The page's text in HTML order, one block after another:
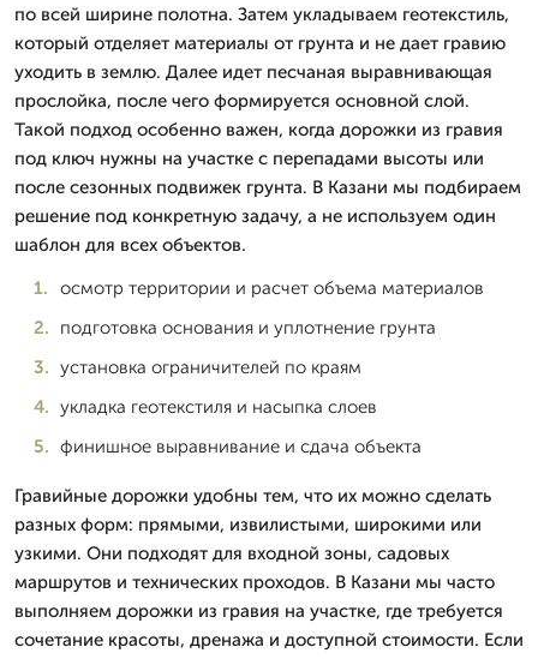
по всей ширине полотна. Затем укладываем геотекстиль,
который отделяет материалы от грунта и не дает гравию
уходить в землю. Далее идет песчаная выравнивающая
прослойка, после чего формируется основной слой.
Такой подход особенно важен, когда дорожки из гравия
под ключ нужны на участке с перепадами высоты или
после сезонных подвижек грунта. В Казани мы подбираем
решение под конкретную задачу, а не используем один
шаблон для всех объектов.
осмотр территории и расчет объема материалов
подготовка основания и уплотнение грунта
установка ограничителей по краям
укладка геотекстиля и насыпка слоев
финишное выравнивание и сдача объекта
Гравийные дорожки удобны тем, что их можно сделать
разных форм: прямыми, извилистыми, широкими или
узкими. Они подходят для входной зоны, садовых
маршрутов и технических проходов. В Казани мы часто
выполняем дорожки из гравия на участке, где требуется
сочетание красоты, дренажа и доступной стоимости. Если